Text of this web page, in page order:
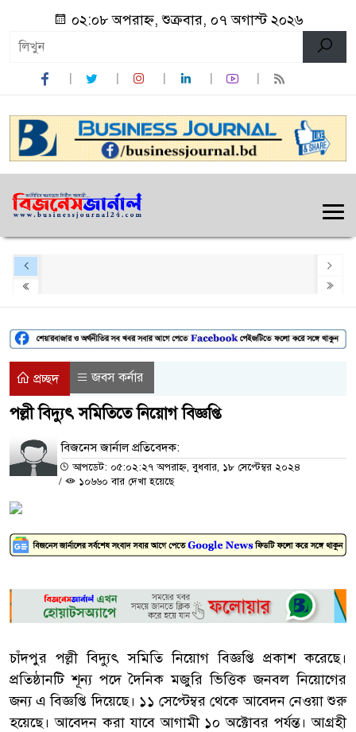
০২:০৮ অপরাহ্ন, শুক্রবার, ০৭ অগাস্ট ২০২৬
প্রচ্ছদ জবস কর্নার
পল্লী বিদ্যুৎ সমিতিতে নিয়োগ বিজ্ঞপ্তি
বিজনেস জার্নাল প্রতিবেদক:
আপডেট: ০৫:০২:২৭ অপরাহ্ন, বুধবার, ১৮ সেপ্টেম্বর ২০২৪
/
১০৬৬০ বার দেখা হয়েছে
চাঁদপুর পল্লী বিদ্যুৎ সমিতি নিয়োগ বিজ্ঞপ্তি প্রকাশ করেছে।
প্রতিষ্ঠানটি শূন্য পদে দৈনিক মজুরি ভিত্তিক জনবল নিয়োগের
জন্য এ বিজ্ঞপ্তি দিয়েছে। ১১ সেপ্টেম্বর থেকে আবেদন নেওয়া শুরু
হয়েছে। আবেদন করা যাবে আগামী ১০ অক্টোবর পর্যন্ত। আগ্রহী